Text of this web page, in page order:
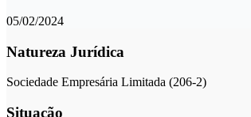
05/02/2024
Natureza Jurídica
Sociedade Empresária Limitada (206-2)
Situação